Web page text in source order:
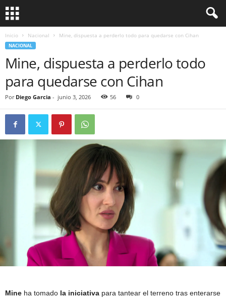
Inicio Nacional Mine, dispuesta a perderlo todo para quedarse con Cihan
NACIONAL
Mine, dispuesta a perderlo todo
para quedarse con Cihan
Por Diego Garcia - junio 3, 2026 56 0
Mine ha tomado la iniciativa para tantear el terreno tras enterarse